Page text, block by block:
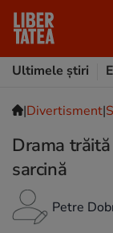
Ultimele știri
|Divertisment|
Drama
sarcină
Petre